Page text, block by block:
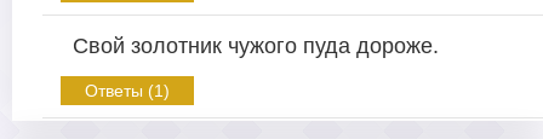
Свой золотник чужого пуда дороже.
Ответы (1)